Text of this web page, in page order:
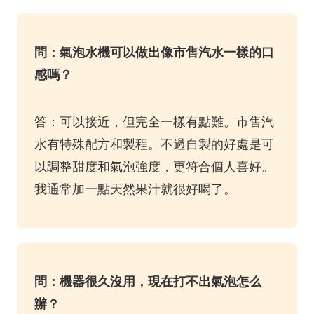
問：氣泡水機可以做出像市售汽水一樣的口
感嗎？
答：可以接近，但完全一樣有點難。市售汽
水有特殊配方和製程。不過自製的好處是可
以調整甜度和氣泡強度，更符合個人喜好。
我通常加一點天然果汁就很好喝了。
問：機器很久沒用，現在打不出氣泡怎么
辦？